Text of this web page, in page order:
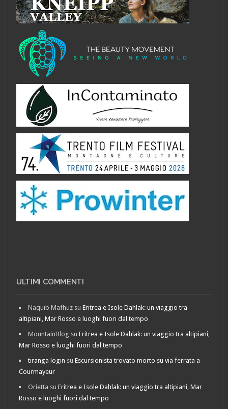
ULTIMI COMMENTI
Naquib Mafhuz suEritrea e Isole Dahlak: un viaggio tra
altipiani, Mar Rosso e luoghi fuori dal tempo
MountainBlog suEritrea e Isole Dahlak: un viaggio tra altipiani,
Mar Rosso e luoghi fuori dal tempo
tiranga login suEscursionista trovato morto su via ferrata a
Courmayeur
Orietta suEritrea e Isole Dahlak: un viaggio tra altipiani, Mar
Rosso e luoghi fuori dal tempo